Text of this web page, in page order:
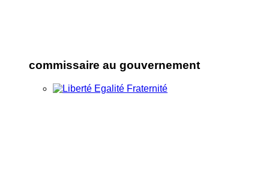
commissaire au gouvernement